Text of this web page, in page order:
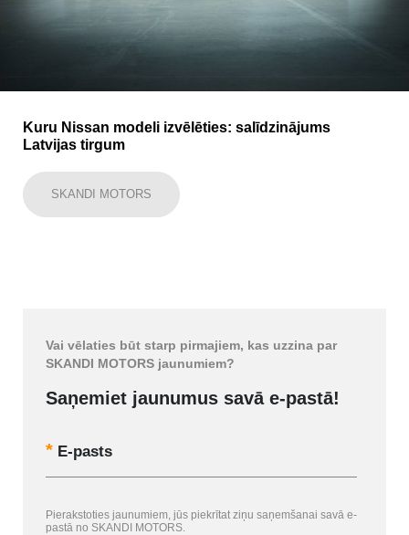
Kuru Nissan modeli izvēlēties: salīdzinājums
Latvijas tirgum
SKANDI MOTORS
Vai vēlaties būt starp pirmajiem, kas uzzina par
SKANDI MOTORS jaunumiem?
Saņemiet jaunumus savā e-pastā!
E-pasts
Pierakstoties jaunumiem, jūs piekrītat ziņu saņemšanai savā e-
pastā no SKANDI MOTORS.